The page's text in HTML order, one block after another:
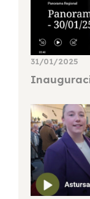
31/01/2025